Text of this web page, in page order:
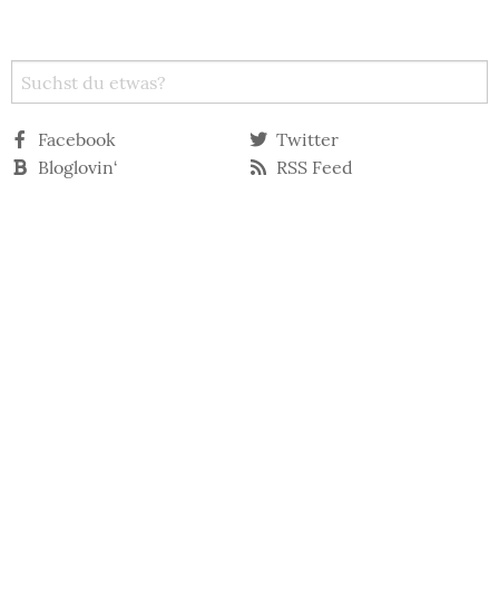
Facebook
Twitter
Bloglovin‘
RSS Feed